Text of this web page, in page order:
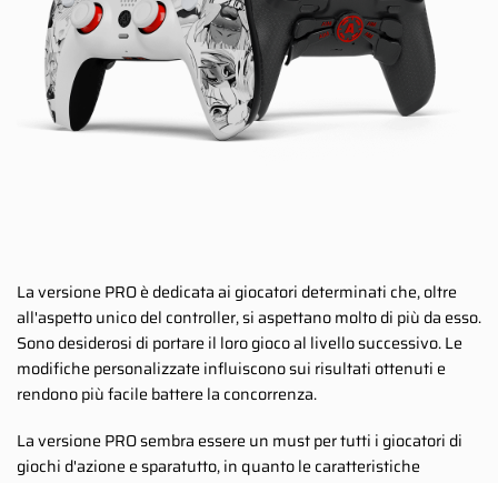
La versione PRO è dedicata ai giocatori determinati che, oltre
all'aspetto unico del controller, si aspettano molto di più da esso.
Sono desiderosi di portare il loro gioco al livello successivo. Le
modifiche personalizzate influiscono sui risultati ottenuti e
rendono più facile battere la concorrenza.
La versione PRO sembra essere un must per tutti i giocatori di
giochi d'azione e sparatutto, in quanto le caratteristiche